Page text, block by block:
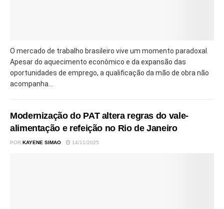
O mercado de trabalho brasileiro vive um momento paradoxal.
Apesar do aquecimento econômico e da expansão das
oportunidades de emprego, a qualificação da mão de obra não
acompanha...
Modernização do PAT altera regras do vale-
alimentação e refeição no Rio de Janeiro
POR KAYENE SIMAO 14/11/2025